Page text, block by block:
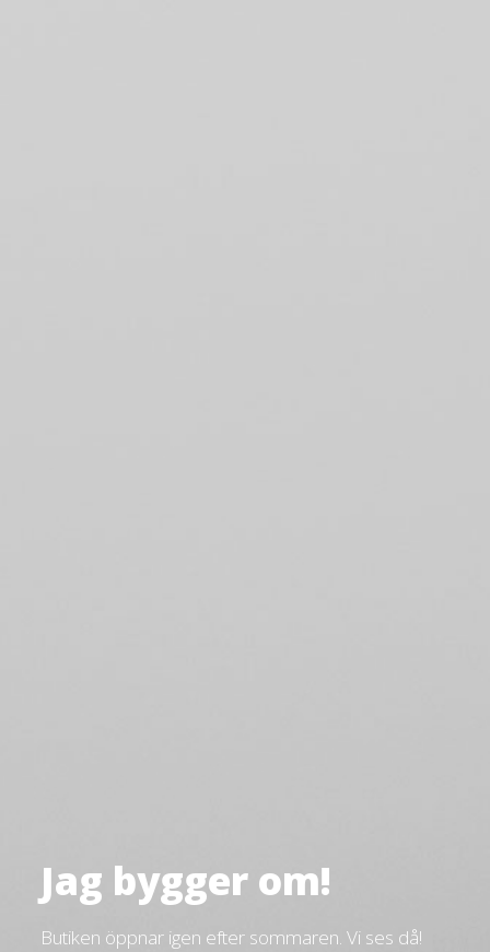
Jag bygger om!
Butiken öppnar igen efter sommaren. Vi ses då!